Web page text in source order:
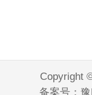
Copyright
备案号：